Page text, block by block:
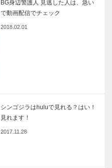
BG身辺警護人 見逃した人は、急い
で動画配信でチェック
2018.02.01
シンゴジラはhuluで見れる？はい！
見れます！
2017.11.28